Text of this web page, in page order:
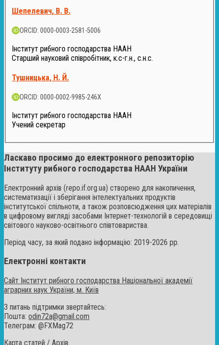
Шепелевич, В. В.
ORCID: 0000-0003-2581-5006
Інститут рибного господарства НААН
Старший науковий співробітник, к.с-г.н., с.н.с.
Тушницька, Н. Й.
ORCID: 0000-0002-9985-246X
Інститут рибного господарства НААН
Учений секретар
Ласкаво просимо до електронного репозиторію
Інституту рибного господарства НААН України
Електронний архів (repo.if.org.ua) створено для накопичення,
систематизації і зберігання інтелектуальних продуктів
інститутської спільноти, а також розповсюдження цих матеріалів
в цифровому вигляді засобами Інтернет-технологій в середовищі
світового науково-освітнього співтовариства.
Період часу, за який подано інформацію: 2019-2026 рр.
Електронні контакти
Сайт Інститут рибного господарства Національної академії
аграрних наук України, м. Київ
З питань підтримки звертайтесь:
Пошта: odin72a@gmail.com
Телеграм: @FXMag72
Карта статей / Архів